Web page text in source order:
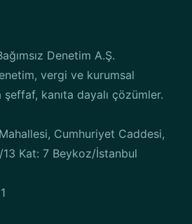
Denetim A.Ş.
vergi ve kurumsal
kanıta dayalı çözümler.
Cumhuriyet Caddesi,
Kat: 7 Beykoz/İstanbul